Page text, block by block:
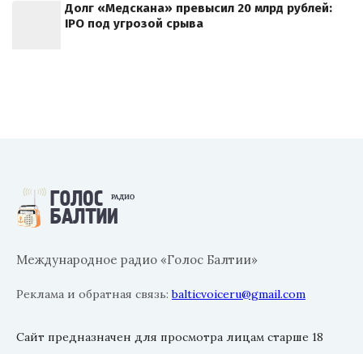
Долг «Медскана» превысил 20 млрд рублей:
IPO под угрозой срыва
Международное радио «Голос Балтии»
Реклама и обратная связь:balticvoiceru@gmail.com
Сайт предназначен для просмотра лицам старше 18